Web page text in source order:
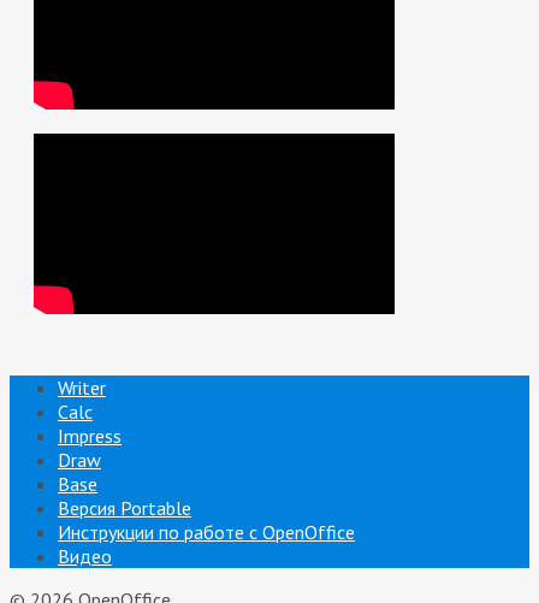
Writer
Calc
Impress
Draw
Base
Версия Portable
Инструкции по работе с OpenOffice
Видео